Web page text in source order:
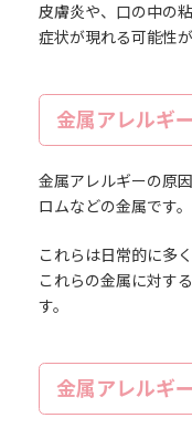
皮膚炎や、口の中の
症状が現れる可能性が
金属アレルギ
金属アレルギーの原
ロムなどの金属です。
これらは日常的に多
これらの金属に対す
す。
金属アレルギ